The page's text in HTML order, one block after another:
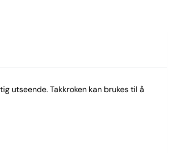
utseende. Takkroken kan brukes til å